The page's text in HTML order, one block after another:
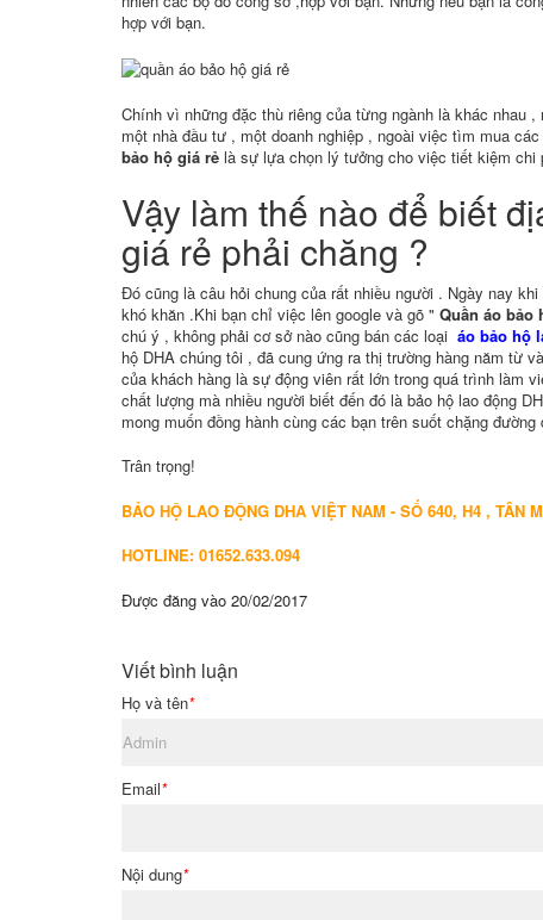
hợp với bạn.
Chính vì những đặc thù riêng của từng ngành là khác nhau
một nhà đầu tư , một doanh nghiệp , ngoài việc tìm mua
bảo hộ giá rẻ là sự lựa chọn lý tưởng cho việc tiết kiệm chi
Vậy làm thế nào để biết
giá rẻ phải chăng ?
Đó cũng là câu hỏi chung của rất nhiều người . Ngày nay
khó khăn .Khi bạn chỉ việc lên google và gõ " Quần áo bảo
chú ý , không phải cơ sở nào cũng bán các loại áo bảo hộ
hộ DHA chúng tôi , đã cung ứng ra thị trường hàng năm từ
của khách hàng là sự động viên rất lớn trong quá trình làm
chất lượng mà nhiều người biết đến đó là bảo hộ lao động
mong muốn đồng hành cùng các bạn trên suốt chặng đường
Trân trọng!
BẢO HỘ LAO ĐỘNG DHA VIỆT NAM - SỐ 640, H4 , TÂN
HOTLINE: 01652.633.094
Được đăng vào 20/02/2017
Viết bình luận
Họ và tên*
Email*
Nội dung*